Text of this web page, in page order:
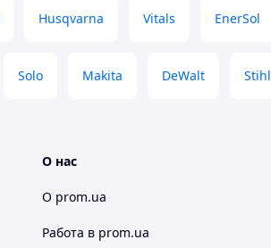
Husqvarna Vitals EnerSol
Solo Makita DeWalt Stihl
О нас
О prom.ua
Работа в prom.ua